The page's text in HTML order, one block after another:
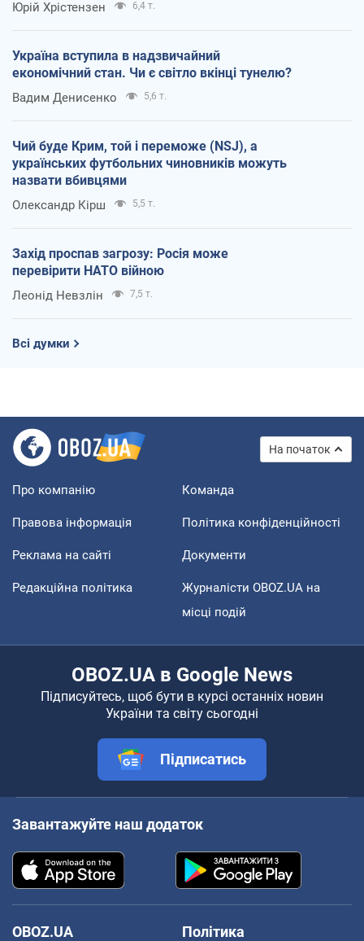
Юрій Хрістензен 6,4 т.
Україна вступила в надзвичайний
економічний стан. Чи є світло вкінці тунелю?
Вадим Денисенко 5,6 т.
Чий буде Крим, той і переможе (NSJ), а
українських футбольних чиновників можуть
назвати вбивцями
Олександр Кірш 5,5 т.
Захід проспав загрозу: Росія може
перевірити НАТО війною
Леонід Невзлін 7,5 т.
Всі думки
На початок
Про компанію Команда
Правова інформація Політика конфіденційності
Реклама на сайті Документи
Редакційна політика
Журналісти OBOZ.UA на
місці подій
OBOZ.UA в Google News
Підписуйтесь, щоб бути в курсі останніх новин
України та світу сьогодні
Підписатись
Завантажуйте наш додаток
OBOZ.UA
Політика